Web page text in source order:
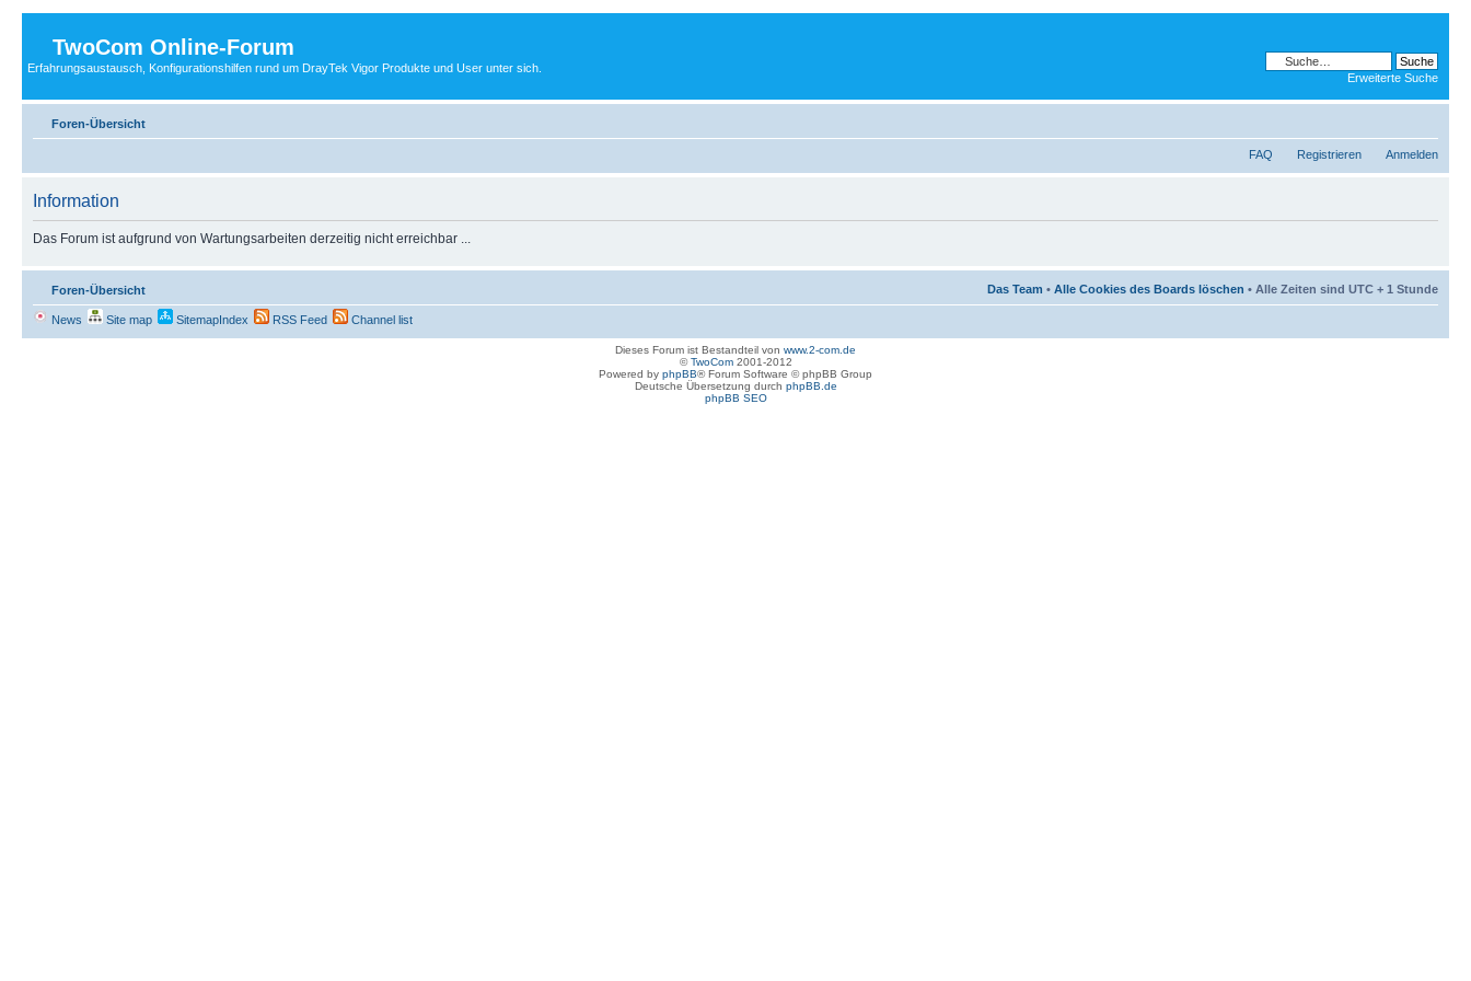
TwoCom Online-Forum
Erfahrungsaustausch, Konfigurationshilfen rund um DrayTek Vigor Produkte und User unter sich.
Erweiterte Suche
Foren-Übersicht
FAQ Registrieren Anmelden
Information
Das Forum ist aufgrund von Wartungsarbeiten derzeitig nicht erreichbar ...
Foren-Übersicht Das Team • Alle Cookies des Boards löschen • Alle Zeiten sind UTC + 1 Stunde
News Site map SitemapIndex RSS Feed Channel list
Dieses Forum ist Bestandteil von www.2-com.de
©TwoCom2001-2012
Powered by phpBB® Forum Software © phpBB Group
Deutsche Übersetzung durch phpBB.de
phpBB SEO